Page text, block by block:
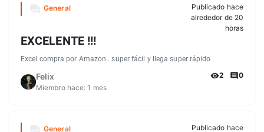
General
Publicado hace
alrededor de 20
horas
EXCELENTE !!!
Excel compra por Amazon.. super fácil y llega super rápido
Felix
Miembro hace:1 mes
2 0
General
Publicado hace